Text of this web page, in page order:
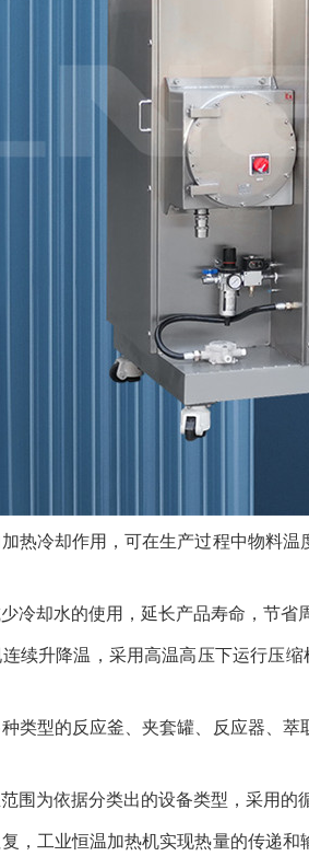
热冷却作用，可在生产过程中物料
冷却水的使用，延长产品寿命，节省
续升降温，采用高温高压下运行压
类型的反应釜、夹套罐、反应器、
围为依据分类出的设备类型，采用的
，工业恒温加热机实现热量的传递